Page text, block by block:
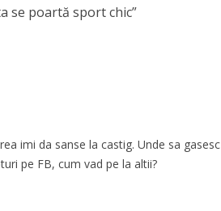
se poartă sport chic”
imi da sanse la castig. Unde sa gasesc
pe FB, cum vad pe la altii?